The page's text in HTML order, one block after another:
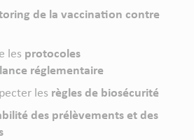
de la vaccination contre
les protocoles
réglementaire
les règles de biosécurité
des prélèvements et des